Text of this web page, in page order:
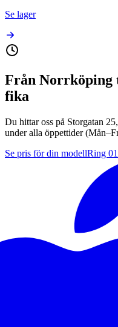
Se lager
Från Norrköping
fika
Du hittar oss på Storgatan
under alla öppettider
Se pris för din modellRing